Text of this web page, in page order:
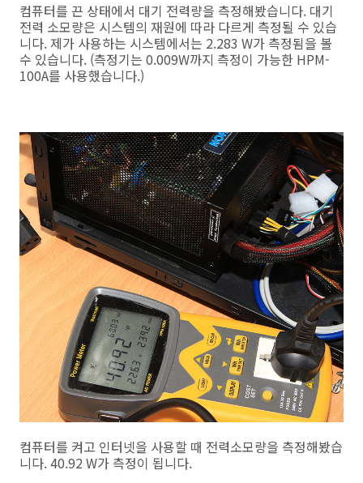
컴퓨터를 끈 상태에서 대기 전력량을 측정해봤습니다. 대기
전력 소모량은 시스템의 재원에 따라 다르게 측정될 수 있습
니다. 제가 사용하는 시스템에서는 2.283 W가 측정됨을 볼
수 있습니다. (측정기는 0.009W까지 측정이 가능한 HPM-
100A를 사용했습니다.)
컴퓨터를 켜고 인터넷을 사용할 때 전력소모량을 측정해봤습
니다. 40.92 W가 측정이 됩니다.